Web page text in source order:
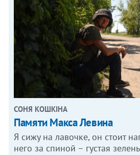
СОНЯ КОШКІНА
Памяти Макса Левина
Я сижу на лавочке, он стоит
него за спиной – густая